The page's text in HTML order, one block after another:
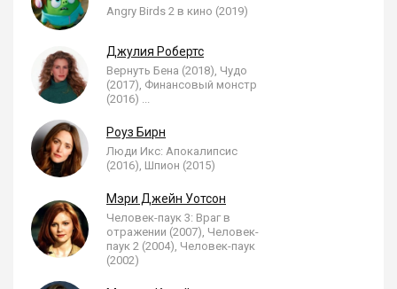
Angry Birds 2 в кино (2019)
Джулия Робертс
Вернуть Бена (2018), Чудо
(2017), Финансовый монстр
(2016) ...
Роуз Бирн
Люди Икс: Апокалипсис
(2016), Шпион (2015)
Мэри Джейн Уотсон
Человек-паук 3: Враг в
отражении (2007), Человек-
паук 2 (2004), Человек-паук
(2002)